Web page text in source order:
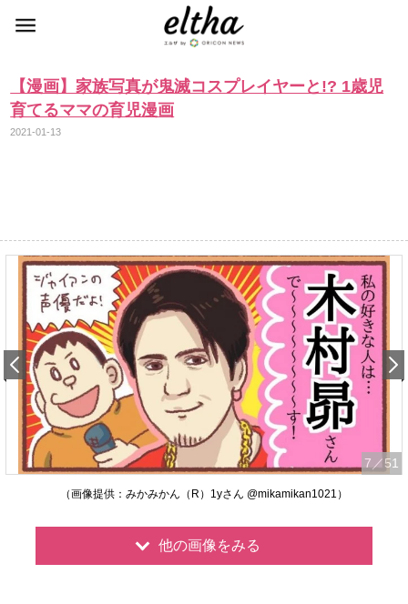
【漫画】家族写真が鬼滅コスプレイヤーと!? 1歳児
育てるママの育児漫画
2021-01-13
7 ／51
（画像提供：みかみかん（R）1yさん @mikamikan1021）
他の画像をみる